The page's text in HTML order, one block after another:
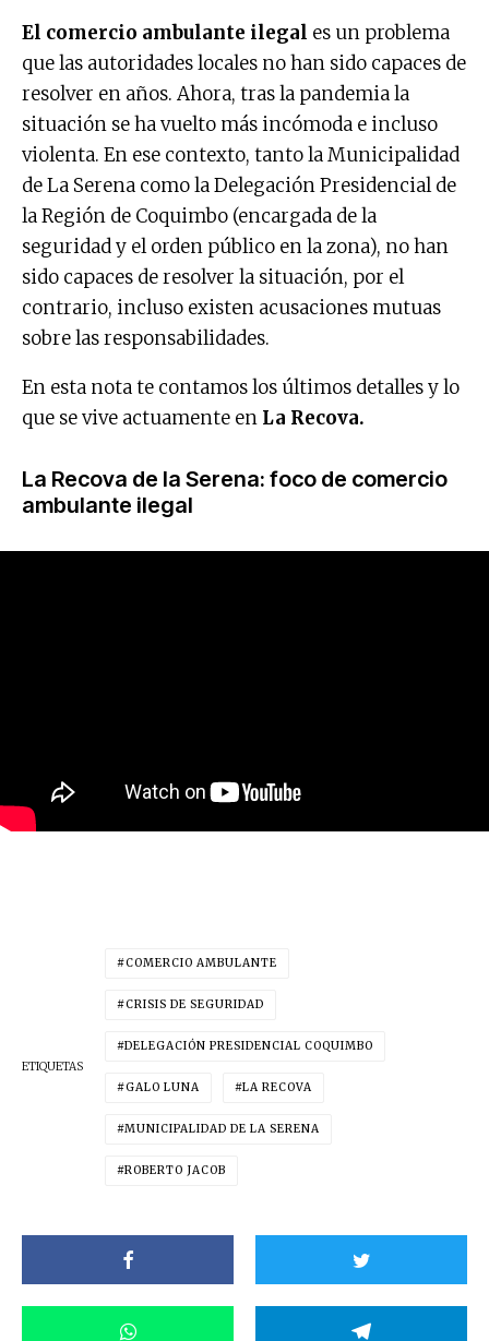
El comercio ambulante ilegal es un problema
que las autoridades locales no han sido capaces de
resolver en años. Ahora, tras la pandemia la
situación se ha vuelto más incómoda e incluso
violenta. En ese contexto, tanto la Municipalidad
de La Serena como la Delegación Presidencial de
la Región de Coquimbo (encargada de la
seguridad y el orden público en la zona), no han
sido capaces de resolver la situación, por el
contrario, incluso existen acusaciones mutuas
sobre las responsabilidades.
En esta nota te contamos los últimos detalles y lo
que se vive actuamente en La Recova.
La Recova de la Serena: foco de comercio
ambulante ilegal
ETIQUETAS
COMERCIO AMBULANTE
CRISIS DE SEGURIDAD
DELEGACIÓN PRESIDENCIAL COQUIMBO
GALO LUNA LA RECOVA
MUNICIPALIDAD DE LA SERENA
ROBERTO JACOB